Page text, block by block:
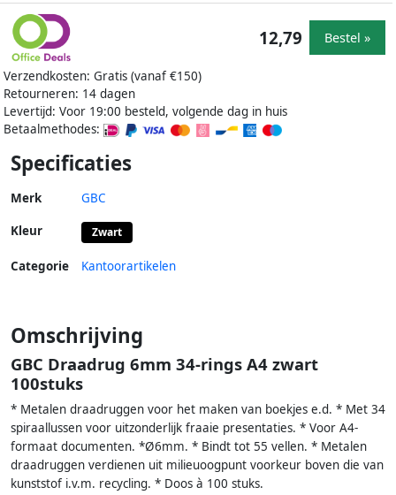
Verzendkosten: Gratis (vanaf €150)
Retourneren: 14 dagen
Levertijd: Voor 19:00 besteld, volgende dag in huis
Betaalmethodes:
12,79 Bestel »
Specificaties
Merk GBC
Kleur Zwart
Categorie Kantoorartikelen
Omschrijving
GBC Draadrug 6mm 34-rings A4 zwart
100stuks
* Metalen draadruggen voor het maken van boekjes e.d. * Met 34
spiraallussen voor uitzonderlijk fraaie presentaties. * Voor A4-
formaat documenten. *Ø6mm. * Bindt tot 55 vellen. * Metalen
draadruggen verdienen uit milieuoogpunt voorkeur boven die van
kunststof i.v.m. recycling. * Doos à 100 stuks.